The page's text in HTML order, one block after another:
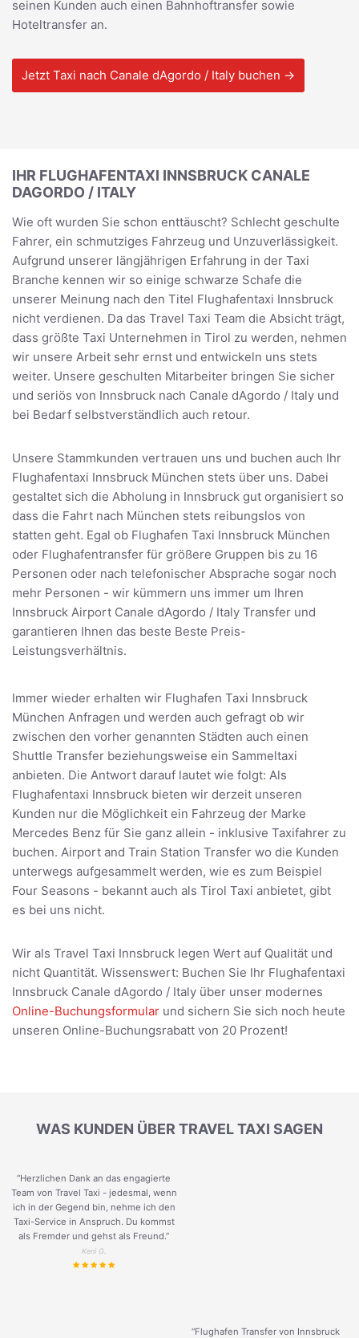
seinen Kunden auch einen Bahnhoftransfer sowie
Hoteltransfer an.
Jetzt Taxi nach Canale dAgordo / Italy buchen →
IHR FLUGHAFENTAXI INNSBRUCK CANALE
DAGORDO / ITALY
Wie oft wurden Sie schon enttäuscht? Schlecht geschulte
Fahrer, ein schmutziges Fahrzeug und Unzuverlässigkeit.
Aufgrund unserer längjährigen Erfahrung in der Taxi
Branche kennen wir so einige schwarze Schafe die
unserer Meinung nach den Titel Flughafentaxi Innsbruck
nicht verdienen. Da das Travel Taxi Team die Absicht trägt,
dass größte Taxi Unternehmen in Tirol zu werden, nehmen
wir unsere Arbeit sehr ernst und entwickeln uns stets
weiter. Unsere geschulten Mitarbeiter bringen Sie sicher
und seriös von Innsbruck nach Canale dAgordo / Italy und
bei Bedarf selbstverständlich auch retour.
Unsere Stammkunden vertrauen uns und buchen auch Ihr
Flughafentaxi Innsbruck München stets über uns. Dabei
gestaltet sich die Abholung in Innsbruck gut organisiert so
dass die Fahrt nach München stets reibungslos von
statten geht. Egal ob Flughafen Taxi Innsbruck München
oder Flughafentransfer für größere Gruppen bis zu 16
Personen oder nach telefonischer Absprache sogar noch
mehr Personen - wir kümmern uns immer um Ihren
Innsbruck Airport Canale dAgordo / Italy Transfer und
garantieren Ihnen das beste Beste Preis-
Leistungsverhältnis.
Immer wieder erhalten wir Flughafen Taxi Innsbruck
München Anfragen und werden auch gefragt ob wir
zwischen den vorher genannten Städten auch einen
Shuttle Transfer beziehungsweise ein Sammeltaxi
anbieten. Die Antwort darauf lautet wie folgt: Als
Flughafentaxi Innsbruck bieten wir derzeit unseren
Kunden nur die Möglichkeit ein Fahrzeug der Marke
Mercedes Benz für Sie ganz allein - inklusive Taxifahrer zu
buchen. Airport and Train Station Transfer wo die Kunden
unterwegs aufgesammelt werden, wie es zum Beispiel
Four Seasons - bekannt auch als Tirol Taxi anbietet, gibt
es bei uns nicht.
Wir als Travel Taxi Innsbruck legen Wert auf Qualität und
nicht Quantität. Wissenswert: Buchen Sie Ihr Flughafentaxi
Innsbruck Canale dAgordo / Italy über unser modernes
Online-Buchungsformular und sichern Sie sich noch heute
unseren Online-Buchungsrabatt von 20 Prozent!
WAS KUNDEN ÜBER TRAVEL TAXI SAGEN
“Herzlichen Dank an das engagierte
Team von Travel Taxi - jedesmal, wenn
ich in der Gegend bin, nehme ich den
Taxi-Service in Anspruch. Du kommst
als Fremder und gehst als Freund.”
Keni G.
“Flughafen Transfer von Innsbruck